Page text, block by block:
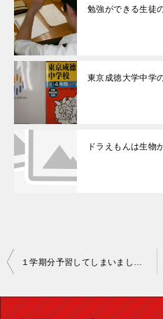
勉強ができる生徒
東京成徳大学中学
ドラえもんは生物
投
１学期分予習してしまいました。